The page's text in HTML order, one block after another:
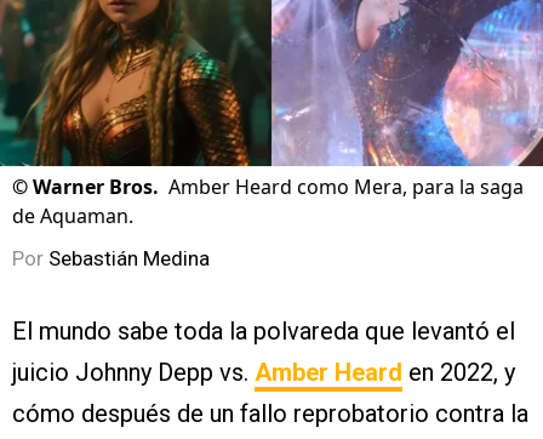
©Warner Bros. Amber Heard como Mera, para la saga
de Aquaman.
Por Sebastián Medina
El mundo sabe toda la polvareda que levantó el
juicio Johnny Depp vs. Amber Heard en 2022, y
cómo después de un fallo reprobatorio contra la